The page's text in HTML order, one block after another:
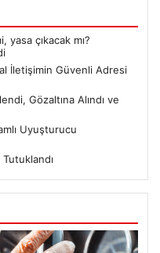
yasa çıkacak mı?
İletişimin Güvenli Adresi
Gözaltına Alındı ve
Uyuşturucu